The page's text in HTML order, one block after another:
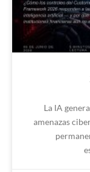
La IA
amenazas